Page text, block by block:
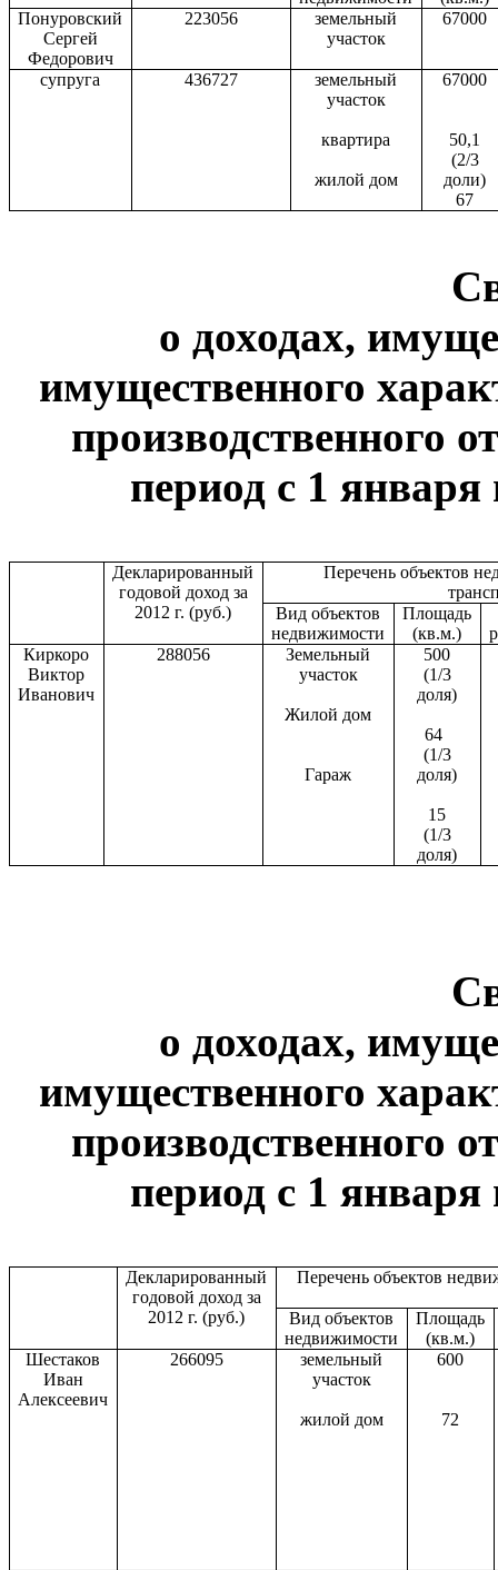
Понуровский
Сергей
Федорович
223056
земельный
участок
67000
супруга 436727
земельный
участок
квартира
жилой дом
67000
50,1
(2/3
доли)
67
о доходах,
имущественного
производственного
период с 1 января
Декларированный
годовой доход за
2012 г. (руб.)
Перечень объектов
Вид объектов
недвижимости
Площадь
(кв.м.)
Киркоро
Виктор
Иванович
288056
Земельный
участок
Жилой дом
Гараж
500
(1/3
доля)
64
(1/3
доля)
15
(1/3
доля)
о доходах,
имущественного
производственного
период с 1 января
Декларированный
годовой доход за
2012 г. (руб.)
Перечень объектов
Вид объектов
недвижимости
Площадь
(кв.м.)
Шестаков
Иван
Алексеевич
266095
земельный
участок
жилой дом
600
72